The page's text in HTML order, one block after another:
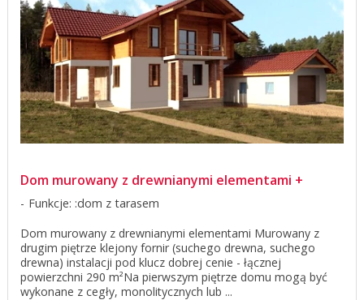
Dom murowany z drewnianymi elementami +
Funkcje: :dom z tarasem
Dom murowany z drewnianymi elementami Murowany z
drugim piętrze klejony fornir (suchego drewna, suchego
drewna) instalacji pod klucz dobrej cenie - łącznej
powierzchni 290 m²Na pierwszym piętrze domu mogą być
wykonane z cegły, monolitycznych lub ...